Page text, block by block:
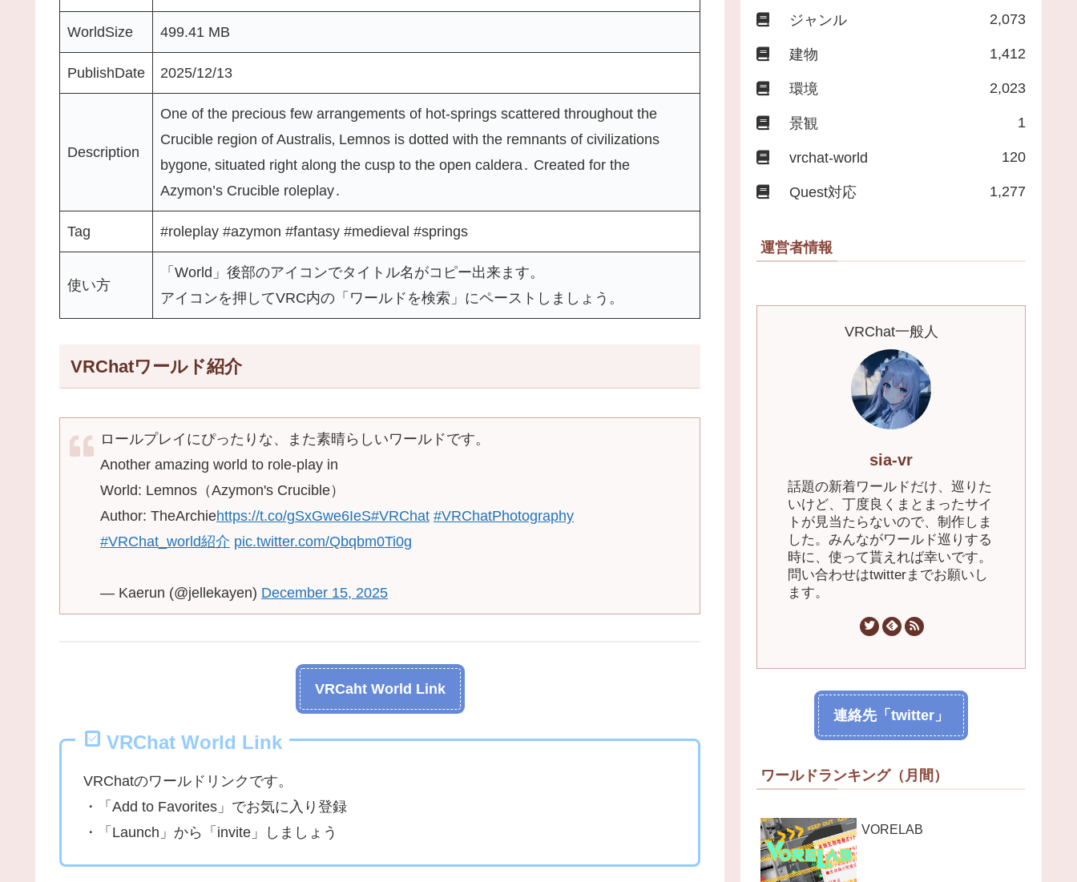
WorldSize 499.41 MB
PublishDate 2025/12/13
Description
One of the precious few arrangements of hot-springs scattered throughout the
Crucible region of Australis‚ Lemnos is dotted with the remnants of civilizations
bygone‚ situated right along the cusp to the open caldera․ Created for the
Azymon’s Crucible roleplay․
Tag #roleplay #azymon #fantasy #medieval #springs
使い方
「World」後部のアイコンでタイトル名がコピー出来ます。
アイコンを押してVRC内の「ワールドを検索」にペーストしましょう。
VRChatワールド紹介
ロールプレイにぴったりな、また素晴らしいワールドです。
Another amazing world to role-play in
World: Lemnos（Azymon's Crucible）
Author: TheArchiehttps://t.co/gSxGwe6IeS#VRChat #VRChatPhotography
#VRChat_world紹介 pic.twitter.com/Qbqbm0Ti0g
— Kaerun (@jellekayen) December 15, 2025
VRCaht World Link
VRChat World Link
VRChatのワールドリンクです。
・「Add to Favorites」でお気に入り登録
・「Launch」から「invite」しましょう
ジャンル 2,073
建物 1,412
環境 2,023
景観 1
vrchat-world 120
Quest対応 1,277
運営者情報
VRChat一般人
sia-vr
話題の新着ワールドだけ、巡りた
いけど、丁度良くまとまったサイ
トが見当たらないので、制作しま
した。みんながワールド巡りする
時に、使って貰えれば幸いです。
問い合わせはtwitterまでお願いし
ます。
連絡先「twitter」
ワールドランキング（月間）
VORELAB